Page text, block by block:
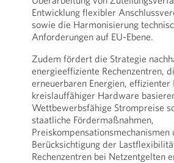
Entwicklung flexibler
sowie die Harmonisierung
Anforderungen auf EU-Ebene.
Zudem fördert die Strategie
energieeffiziente Rechenzentren,
erneuerbaren Energien, effizienter
kreislauffähiger Hardware
Wettbewerbsfähige Strompreise
staatliche Fördermaßnahmen,
Preiskompensationsmechanismen
Berücksichtigung der
Rechenzentren bei Netzentgelten